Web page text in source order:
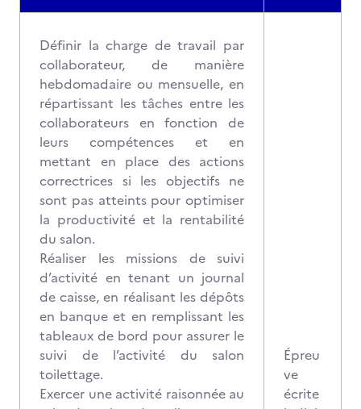
Définir la charge de travail par
collaborateur, de manière
hebdomadaire ou mensuelle, en
répartissant les tâches entre les
collaborateurs en fonction de
leurs compétences et en
mettant en place des actions
correctrices si les objectifs ne
sont pas atteints pour optimiser
la productivité et la rentabilité
du salon.
Réaliser les missions de suivi
d’activité en tenant un journal
de caisse, en réalisant les dépôts
en banque et en remplissant les
tableaux de bord pour assurer le
suivi de l’activité du salon
toilettage.
Exercer une activité raisonnée au
Épreu
ve
écrite